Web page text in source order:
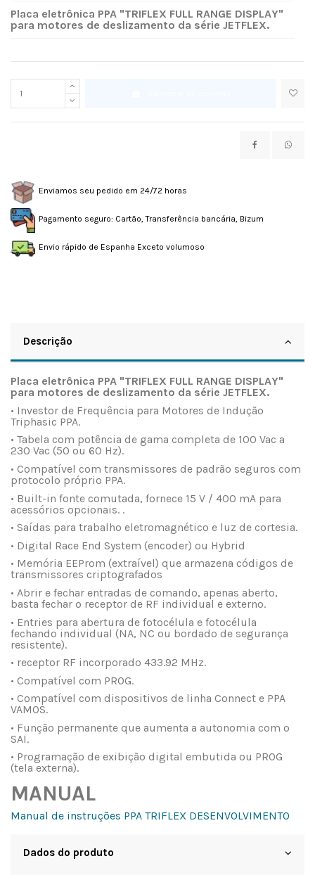
Placa eletrônica PPA "TRIFLEX FULL RANGE DISPLAY"
para motores de deslizamento da série JETFLEX.
Enviamos seu pedido em 24/72 horas
Pagamento seguro: Cartão, Transferência bancária, Bizum
Envio rápido de Espanha Exceto volumoso
Descrição
Placa eletrônica PPA "TRIFLEX FULL RANGE DISPLAY"
para motores de deslizamento da série JETFLEX.
• Investor de Frequência para Motores de Indução
Triphasic PPA.
• Tabela com potência de gama completa de 100 Vac a
230 Vac (50 ou 60 Hz).
• Compatível com transmissores de padrão seguros com
protocolo próprio PPA.
• Built-in fonte comutada, fornece 15 V / 400 mA para
acessórios opcionais. .
• Saídas para trabalho eletromagnético e luz de cortesia.
• Digital Race End System (encoder) ou Hybrid
• Memória EEProm (extraível) que armazena códigos de
transmissores criptografados
• Abrir e fechar entradas de comando, apenas aberto,
basta fechar o receptor de RF individual e externo.
• Entries para abertura de fotocélula e fotocélula
fechando individual (NA, NC ou bordado de segurança
resistente).
• receptor RF incorporado 433.92 MHz.
• Compatível com PROG.
• Compatível com dispositivos de linha Connect e PPA
VAMOS.
• Função permanente que aumenta a autonomia com o
SAI.
• Programação de exibição digital embutida ou PROG
(tela externa).
MANUAL
Manual de instruções PPA TRIFLEX DESENVOLVIMENTO
Dados do produto